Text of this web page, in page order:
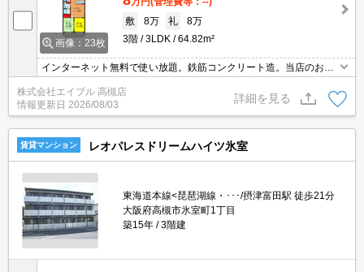
画像：23枚
敷
8万 礼
8万
3階
3LDK 64.82m²
インターネット無料で使い放題。鉄筋コンクリート造。当店のお勧
め物件です。ファミリー層に人気の落ち着いたエリアです。保証委
託料（賃料総額に対し、初回額50％、月額2％）。初期費用・家賃
カード払い可。
株式会社エイブル 高槻店
情報更新日 2026/08/03
詳細を見る
賃貸マンション レオパレスドリームハイツ氷室
東海道本線<琵琶湖線・･･･/摂津富田駅 徒歩21分
大阪府高槻市氷室町1丁目
築15年
3階建